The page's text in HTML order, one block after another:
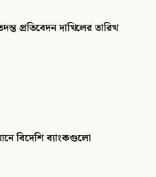
প্রতিবেদন দাখিলের তারিখ
বিদেশি ব্যাংকগুলো